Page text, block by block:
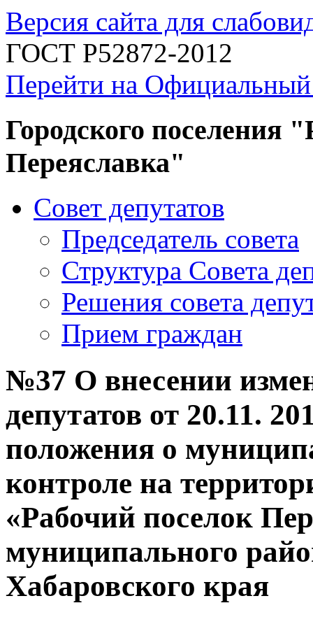
Версия сайта для
ГОСТ Р52872-2012
Перейти на
Городского поселения
Переяславка"
Совет депутатов
Председатель совета
Структура Совета
Решения совета
Прием граждан
№37 О внесении
депутатов от 20.11.
положения о
контроле на
«Рабочий поселок
муниципального
Хабаровского края